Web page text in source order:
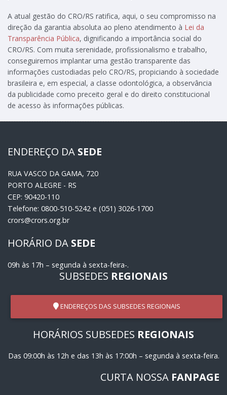
A atual gestão do CRO/RS ratifica, aqui, o seu compromisso na
direção da garantia absoluta ao pleno atendimento à Lei da
Transparência Pública, dignificando a importância social do
CRO/RS. Com muita serenidade, profissionalismo e trabalho,
conseguiremos implantar uma gestão transparente das
informações custodiadas pelo CRO/RS, propiciando à sociedade
brasileira e, em especial, a classe odontológica, a observância
da publicidade como preceito geral e do direito constitucional
de acesso às informações públicas.
ENDEREÇO DA SEDE
RUA VASCO DA GAMA, 720
PORTO ALEGRE - RS
CEP: 90420-110
Telefone: 0800-510-5242 e (051) 3026-1700
crors@crors.org.br
HORÁRIO DA SEDE
09h às 17h – segunda à sexta-feira-.
SUBSEDES REGIONAIS
ENDEREÇOS DAS SUBSEDES REGIONAIS
HORÁRIOS SUBSEDES REGIONAIS
Das 09:00h às 12h e das 13h às 17:00h – segunda à sexta-feira.
CURTA NOSSA FANPAGE